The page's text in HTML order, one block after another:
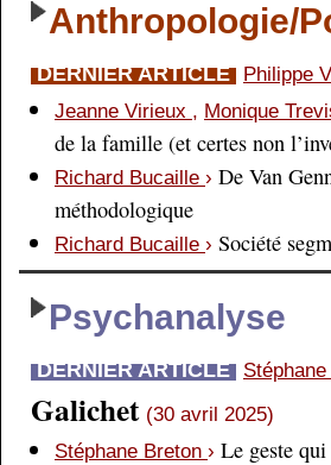
Anthropologie/
DERNIER ARTICLE Philippe
Jeanne Virieux , Monique
de la famille (et certes non
Richard Bucaille › De Van
méthodologique
Richard Bucaille › Société
Psychanalyse
DERNIER ARTICLE
Galichet (30 avril 2025)
Stéphane Breton › Le geste